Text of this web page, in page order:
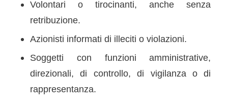
Volontari o tirocinanti, anche senza
retribuzione.
Azionisti informati di illeciti o violazioni.
Soggetti con funzioni amministrative,
direzionali, di controllo, di vigilanza o di
rappresentanza.